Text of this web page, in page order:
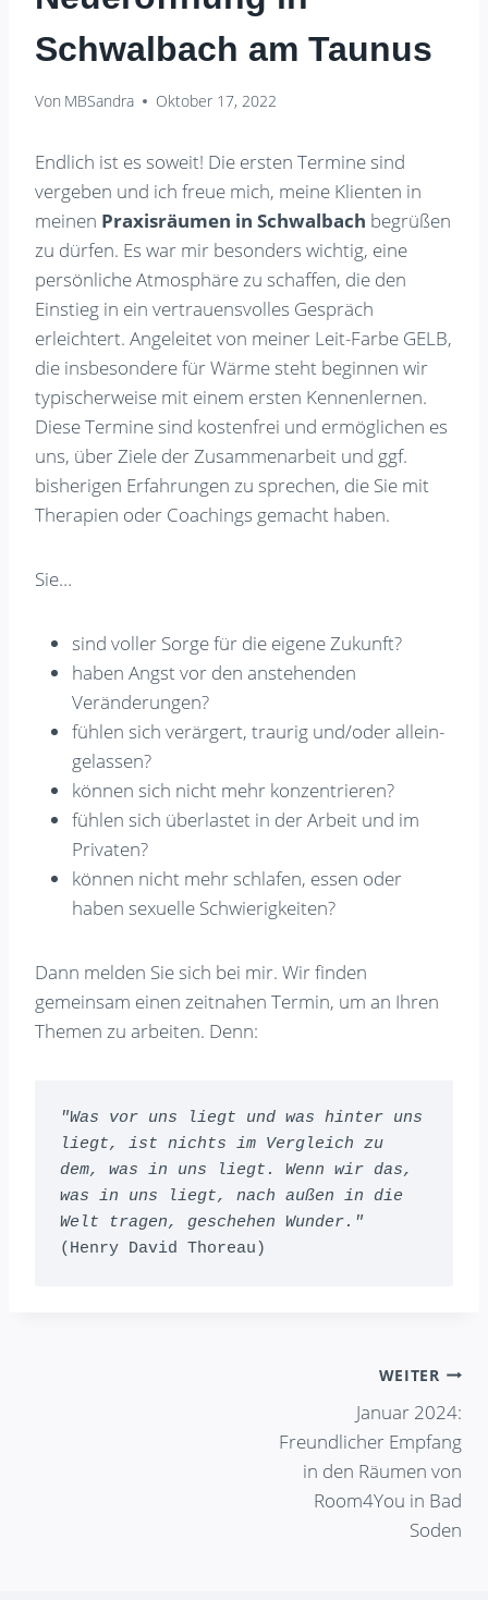
Schwalbach am Taunus
Von MBSandra Oktober 17, 2022
Endlich ist es soweit! Die ersten Termine sind
vergeben und ich freue mich, meine Klienten in
meinen Praxisräumen in Schwalbach begrüßen
zu dürfen. Es war mir besonders wichtig, eine
persönliche Atmosphäre zu schaffen, die den
Einstieg in ein vertrauensvolles Gespräch
erleichtert. Angeleitet von meiner Leit-Farbe GELB,
die insbesondere für Wärme steht beginnen wir
typischerweise mit einem ersten Kennenlernen.
Diese Termine sind kostenfrei und ermöglichen es
uns, über Ziele der Zusammenarbeit und ggf.
bisherigen Erfahrungen zu sprechen, die Sie mit
Therapien oder Coachings gemacht haben.
Sie…
sind voller Sorge für die eigene Zukunft?
haben Angst vor den anstehenden
Veränderungen?
fühlen sich verärgert, traurig und/oder allein-
gelassen?
können sich nicht mehr konzentrieren?
fühlen sich überlastet in der Arbeit und im
Privaten?
können nicht mehr schlafen, essen oder
haben sexuelle Schwierigkeiten?
Dann melden Sie sich bei mir. Wir finden
gemeinsam einen zeitnahen Termin, um an Ihren
Themen zu arbeiten. Denn:
"Was vor uns liegt und was hinter uns
liegt, ist nichts im Vergleich zu
dem, was in uns liegt. Wenn wir das,
was in uns liegt, nach außen in die
Welt tragen, geschehen Wunder."
(Henry David Thoreau)
WEITER
Januar 2024:
Freundlicher Empfang
in den Räumen von
Room4You in Bad
Soden